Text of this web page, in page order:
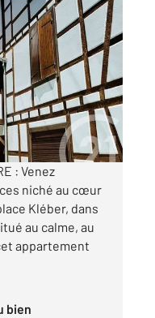
: Venez
niché au cœur
Kléber, dans
au calme, au
appartement
bien